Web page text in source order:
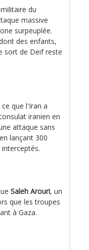
du
massive
surpeuplée.
des enfants,
sort de Deif reste
que l'Iran a
iranien en
attaque sans
lançant 300
Saleh Arouri, un
que les troupes
à Gaza.